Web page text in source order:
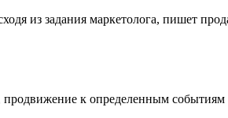
из задания маркетолога, пишет
к определенным событиям